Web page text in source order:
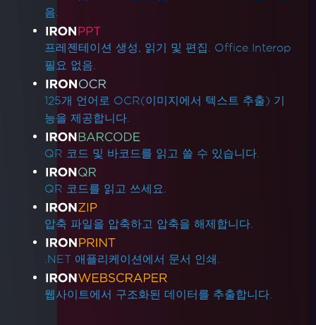
음.
프레젠테이션 생성, 읽기 및 편집. Office Interop
필요 없음.
125개 언어로 OCR(이미지에서 텍스트 추출) 기
능을 제공합니다.
QR 코드 및 바코드를 읽고 쓸 수 있습니다.
QR 코드를 읽고 쓰세요.
압축 파일을 압축하고 압축을 해제합니다.
.NET 애플리케이션에서 문서 인쇄.
웹사이트에서 구조화된 데이터를 추출합니다.